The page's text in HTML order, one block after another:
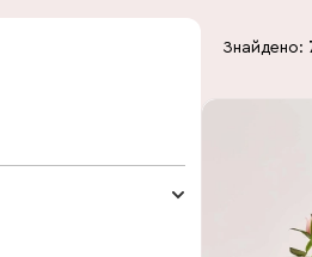
Знайдено: